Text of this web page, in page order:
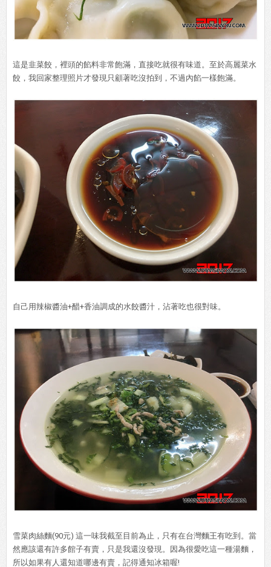
這是韭菜餃，裡頭的餡料非常飽滿，直接吃就很有味道。至於高麗菜水
餃，我回家整理照片才發現只顧著吃沒拍到，不過內餡一樣飽滿。
自己用辣椒醬油+醋+香油調成的水餃醬汁，沾著吃也很對味。
雪菜肉絲麵(90元) 這一味我截至目前為止，只有在台灣麵王有吃到。當
然應該還有許多館子有賣，只是我還沒發現。因為很愛吃這一種湯麵，
所以如果有人還知道哪邊有賣，記得通知冰箱喔!